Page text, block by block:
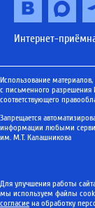
Интернет-
Использование
с письменного
соответствующего
Запрещается
информации любыми
им. М.Т. Калашникова
Для улучшения работы
мы используем файлы
согласие на обработку